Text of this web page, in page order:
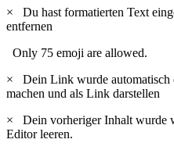
×
Du hast formatierten Text
entfernen
Only 75 emoji are allowed.
×
Dein Link wurde automatisch
machen und als Link darstellen
×
Dein vorheriger Inhalt wurde
Editor leeren.